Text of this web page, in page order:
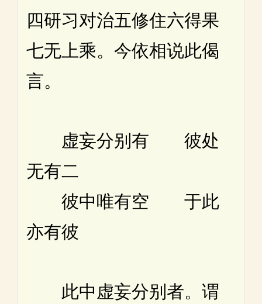
四研习对治五修住六得果
七无上乘。今依相说此偈
言。
虚妄分别有 彼处
无有二
彼中唯有空 于此
亦有彼
此中虚妄分别者。谓